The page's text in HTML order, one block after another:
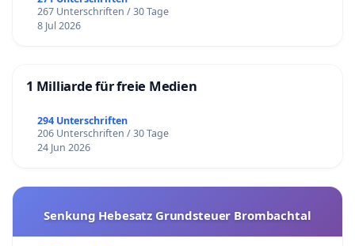
267 Unterschriften / 30 Tage
8 Jul 2026
1 Milliarde für freie Medien
294 Unterschriften
206 Unterschriften / 30 Tage
24 Jun 2026
Senkung Hebesatz Grundsteuer Brombachtal